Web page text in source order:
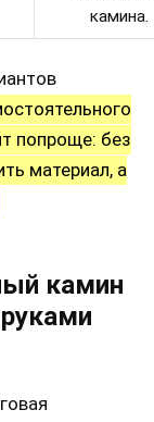
камина.
попроще: без
материал, а
камин